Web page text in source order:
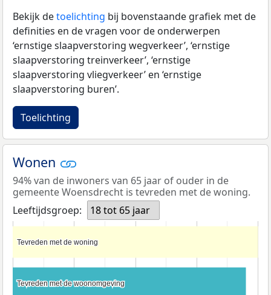
Bekijk detoelichting bij bovenstaande grafiek met de
definities en de vragen voor de onderwerpen
‘ernstige slaapverstoring wegverkeer’, ‘ernstige
slaapverstoring treinverkeer’, ‘ernstige
slaapverstoring vliegverkeer’ en ‘ernstige
slaapverstoring buren’.
Toelichting
Wonen
94% van de inwoners van 65 jaar of ouder in de
gemeente Woensdrecht is tevreden met de woning.
Leeftijdsgroep:
18 tot 65 jaar
Tevreden met de woning
Tevreden met de woning
Tevreden met de woonomgeving
Tevreden met de woonomgeving